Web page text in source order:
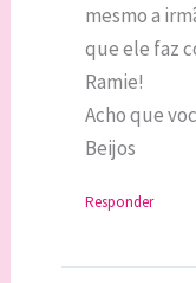
mesmo a
que ele faz
Ramie!
Acho que
Beijos
Responder